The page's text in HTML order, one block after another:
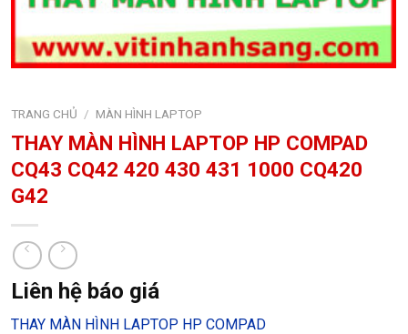
TRANG CHỦ / MÀN HÌNH LAPTOP
THAY MÀN HÌNH LAPTOP HP COMPAD
CQ43 CQ42 420 430 431 1000 CQ420
G42
Liên hệ báo giá
THAY MÀN HÌNH LAPTOP HP COMPAD